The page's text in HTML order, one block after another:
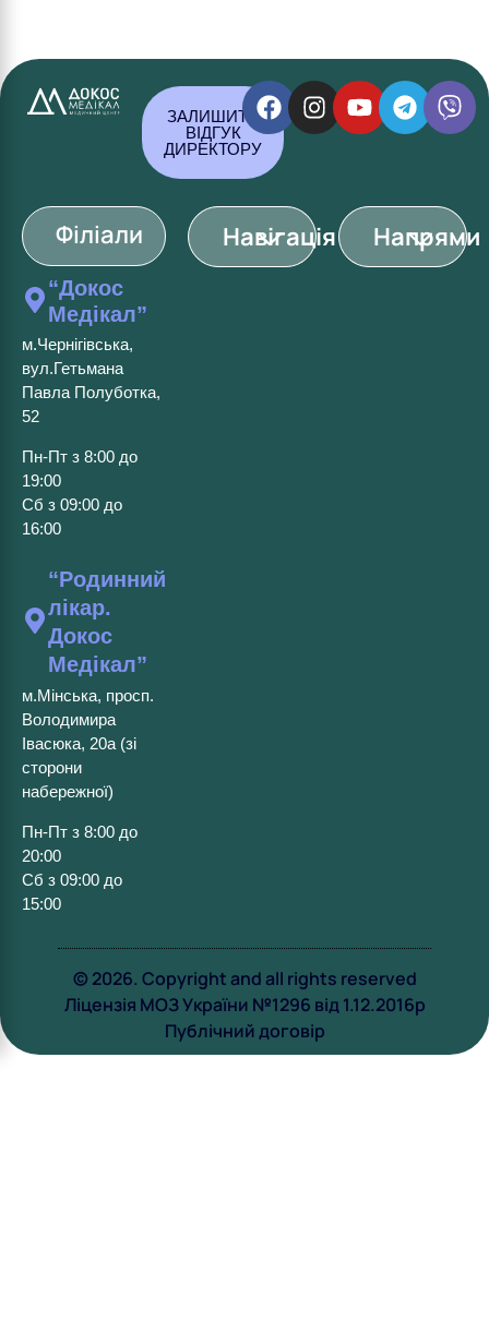
ЗАЛИШИТИ
ВІДГУК
ДИРЕКТОРУ
Філіали
“Докос
Медікал”
м.Чернігівська,
вул.Гетьмана
Павла Полуботка,
52
Пн-Пт з 8:00 до
19:00
Сб з 09:00 до
16:00
“Родинний
лікар.
Докос
Медікал”
м.Мінська, просп.
Володимира
Івасюка, 20а (зі
сторони
набережної)
Пн-Пт з 8:00 до
20:00
Сб з 09:00 до
15:00
Навігація Напрями
© 2026. Copyright and all rights reserved
Ліцензія МОЗ України №1296 від 1.12.2016р
Публічний договір